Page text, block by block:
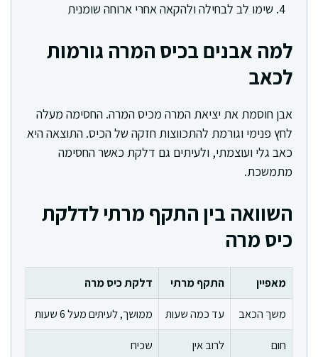
שימו לב לבחילה ולהקאה אחרי ארוחה שומנית
למה אבנים בכיס המרה גורמות
לכאב
אבן חוסמת את יציאת המרה מכיס המרה. החסימה מעלה
לחץ פנימי וגורמת להתכווצות חזקה של הכיס. התוצאה היא
כאב גלִי ועוצמתי, ולעיתים גם דלקת כאשר החסימה
מתמשכת.
השוואה בין התקף מרתי לדלקת
כיס מרה
מאפיין התקף מרתי
דלקת כיס מרה
משך הכאב
עד כמה שעות
ממושך, לעיתים מעל 6 שעות
חום
לרוב אין
שכיח